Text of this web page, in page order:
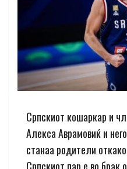
Српскиот кошаркар и
Алекса Аврамовиќ и
станаа родители